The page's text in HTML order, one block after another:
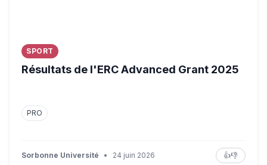
SPORT
Résultats de l'ERC Advanced Grant 2025
PRO
Sorbonne Université • 24 juin 2026 👍👎